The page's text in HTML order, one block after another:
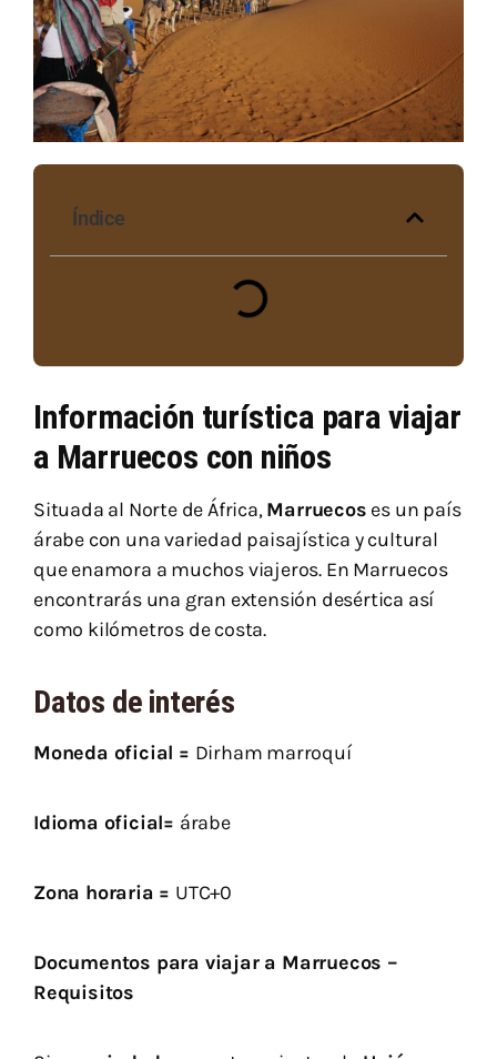
Índice
Información turística para viajar
a Marruecos con niños
Situada al Norte de África,Marruecos es un país
árabe con una variedad paisajística y cultural
que enamora a muchos viajeros. En Marruecos
encontrarás una gran extensión desértica así
como kilómetros de costa.
Datos de interés
Moneda oficial = Dirham marroquí
Idioma oficial= árabe
Zona horaria = UTC+0
Documentos para viajar a Marruecos –
Requisitos